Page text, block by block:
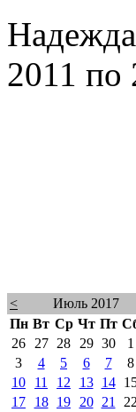
2011 по
<
Июль 2017
Пн Вт Ср Чт Пт
26
27 28 29 30 1
3
4 5 6 7 8
10
11 12 13 14
17
18 19 20 21 22